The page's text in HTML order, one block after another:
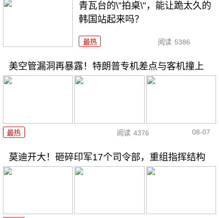
青瓦台的\"拍桌\"，能让跪太久的
韩国站起来吗？
最热 阅读 5386
美空管漏洞再暴露！特朗普专机差点与客机撞上
最热 阅读 4376 08-07
莫迪开大！砸碎印军17个司令部，重组指挥结构